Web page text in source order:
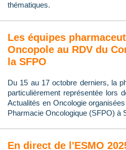
thématiques.
Les équipes
Oncopole au RDV du
la SFPO
Du 15 au 17 octobre derniers, la
particulièrement représentée lors
Actualités en Oncologie
Pharmacie Oncologique (SFPO) à
En direct de l'ESMO